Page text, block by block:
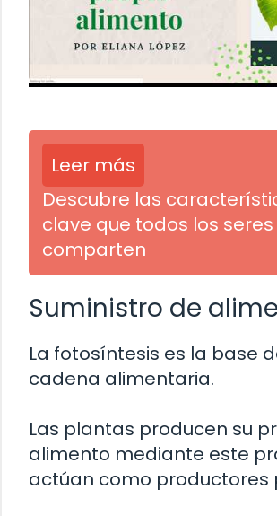
Leer más
Descubre las
clave que todos los seres
comparten
Suministro de
La fotosíntesis es la base
cadena alimentaria.
Las plantas producen su
alimento mediante este
actúan como productores